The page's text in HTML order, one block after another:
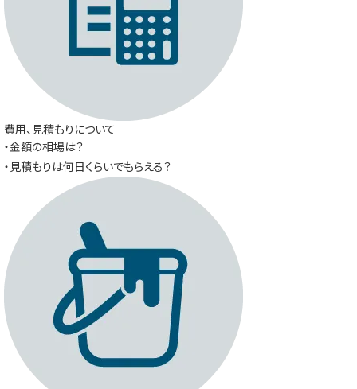
費用、見積もりについて
・金額の相場は？
・見積もりは何日くらいでもらえる？